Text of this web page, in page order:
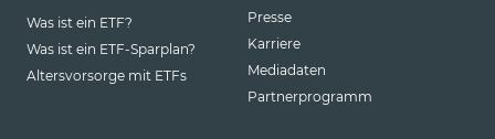
Was ist ein ETF?
Was ist ein ETF-Sparplan?
Altersvorsorge mit ETFs
Presse
Karriere
Mediadaten
Partnerprogramm